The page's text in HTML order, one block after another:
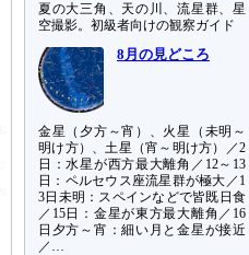
夏の大三角、天の川、流星群、星
空撮影。初級者向けの観察ガイド
8月の見どころ
金星（夕方～宵）、火星（未明～
明け方）、土星（宵～明け方）／2
日：水星が西方最大離角／12～13
日：ペルセウス座流星群が極大／1
3日未明：スペインなどで皆既日食
／15日：金星が東方最大離角／16
日夕方～宵：細い月と金星が接近
／…